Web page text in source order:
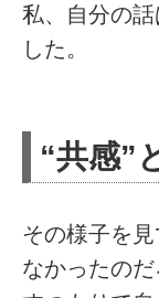
私、自分の
した。
“共感”
その様子を
なかったの